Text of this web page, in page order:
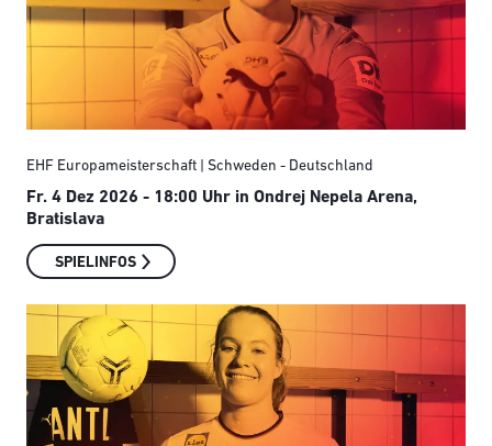
EHF Europameisterschaft | Schweden - Deutschland
Fr. 4 Dez 2026 - 18:00 Uhr in Ondrej Nepela Arena,
Bratislava
SPIELINFOS